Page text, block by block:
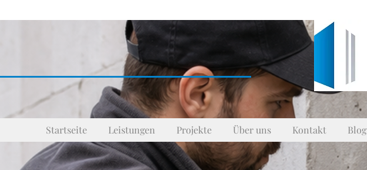
Startseite Leistungen Projekte Über uns Kontakt Blog